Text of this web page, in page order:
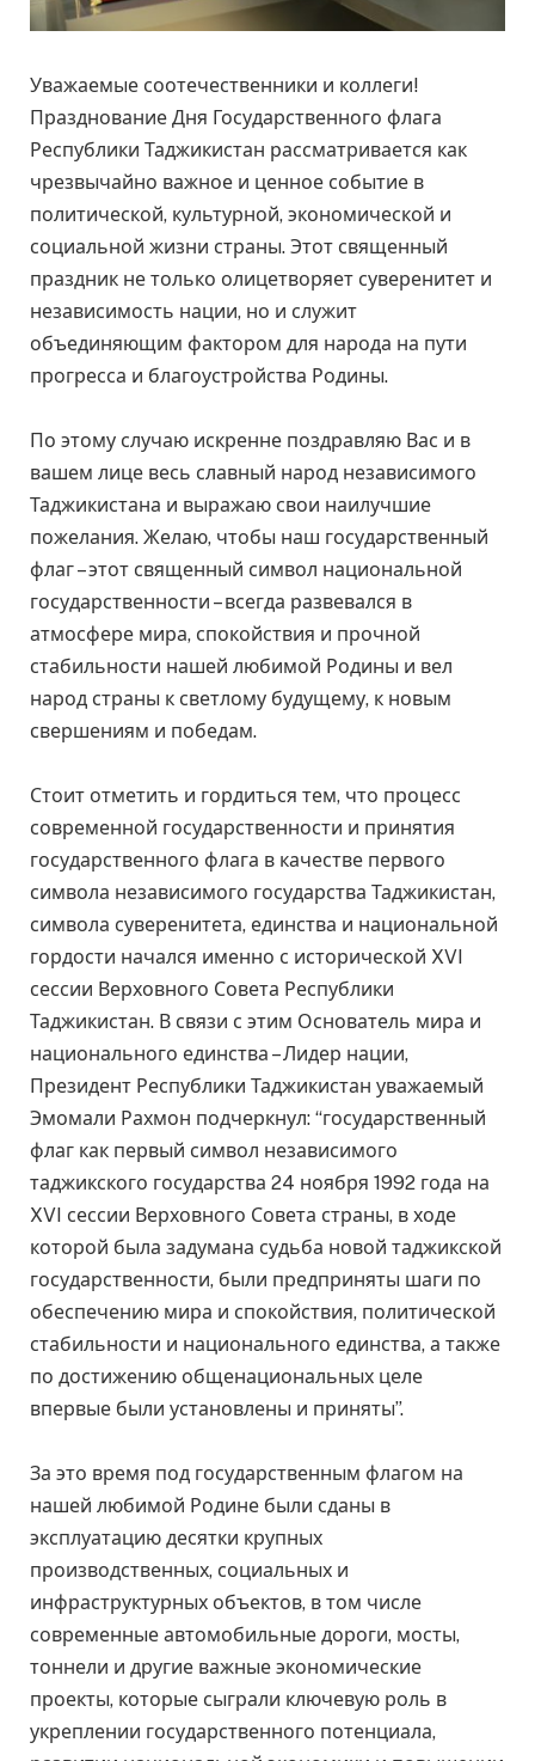
Уважаемые соотечественники и коллеги!
Празднование Дня Государственного флага
Республики Таджикистан рассматривается как
чрезвычайно важное и ценное событие в
политической, культурной, экономической и
социальной жизни страны. Этот священный
праздник не только олицетворяет суверенитет и
независимость нации, но и служит
объединяющим фактором для народа на пути
прогресса и благоустройства Родины.
По этому случаю искренне поздравляю Вас и в
вашем лице весь славный народ независимого
Таджикистана и выражаю свои наилучшие
пожелания. Желаю, чтобы наш государственный
флаг – этот священный символ национальной
государственности – всегда развевался в
атмосфере мира, спокойствия и прочной
стабильности нашей любимой Родины и вел
народ страны к светлому будущему, к новым
свершениям и победам.
Стоит отметить и гордиться тем, что процесс
современной государственности и принятия
государственного флага в качестве первого
символа независимого государства Таджикистан,
символа суверенитета, единства и национальной
гордости начался именно с исторической XVI
сессии Верховного Совета Республики
Таджикистан. В связи с этим Основатель мира и
национального единства – Лидер нации,
Президент Республики Таджикистан уважаемый
Эмомали Рахмон подчеркнул: “государственный
флаг как первый символ независимого
таджикского государства 24 ноября 1992 года на
XVI сессии Верховного Совета страны, в ходе
которой была задумана судьба новой таджикской
государственности, были предприняты шаги по
обеспечению мира и спокойствия, политической
стабильности и национального единства, а также
по достижению общенациональных целе
впервые были установлены и приняты”.
За это время под государственным флагом на
нашей любимой Родине были сданы в
эксплуатацию десятки крупных
производственных, социальных и
инфраструктурных объектов, в том числе
современные автомобильные дороги, мосты,
тоннели и другие важные экономические
проекты, которые сыграли ключевую роль в
укреплении государственного потенциала,